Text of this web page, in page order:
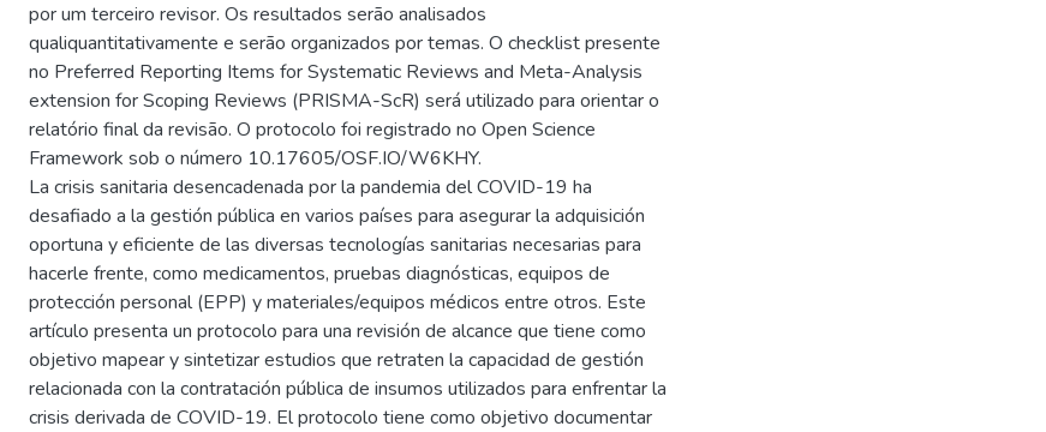
por um terceiro revisor. Os resultados serão analisados
qualiquantitativamente e serão organizados por temas. O checklist presente
no Preferred Reporting Items for Systematic Reviews and Meta-Analysis
extension for Scoping Reviews (PRISMA-ScR) será utilizado para orientar o
relatório final da revisão. O protocolo foi registrado no Open Science
Framework sob o número 10.17605/OSF.IO/W6KHY.
La crisis sanitaria desencadenada por la pandemia del COVID-19 ha
desafiado a la gestión pública en varios países para asegurar la adquisición
oportuna y eficiente de las diversas tecnologías sanitarias necesarias para
hacerle frente, como medicamentos, pruebas diagnósticas, equipos de
protección personal (EPP) y materiales/equipos médicos entre otros. Este
artículo presenta un protocolo para una revisión de alcance que tiene como
objetivo mapear y sintetizar estudios que retraten la capacidad de gestión
relacionada con la contratación pública de insumos utilizados para enfrentar la
crisis derivada de COVID-19. El protocolo tiene como objetivo documentar